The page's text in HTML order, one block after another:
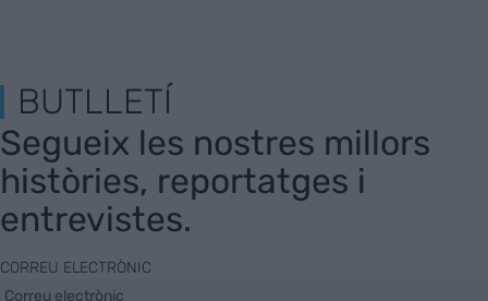
BUTLLETÍ
Segueix les nostres millors
històries, reportatges i
entrevistes.
CORREU ELECTRÒNIC